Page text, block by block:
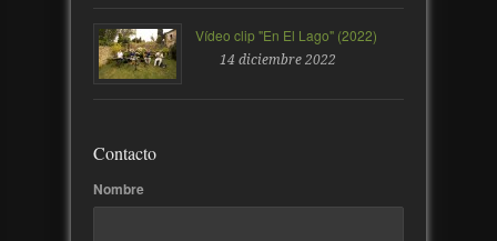
Vídeo clip "En El Lago" (2022)
14 diciembre 2022
Contacto
Nombre